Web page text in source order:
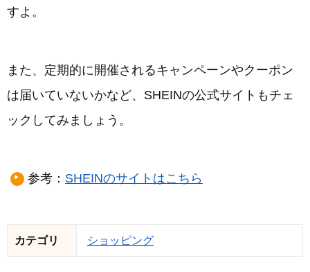
すよ。
また、定期的に開催されるキャンペーンやクーポン
は届いていないかなど、SHEINの公式サイトもチェ
ックしてみましょう。
参考： SHEINのサイトはこちら
カテゴリ ショッピング